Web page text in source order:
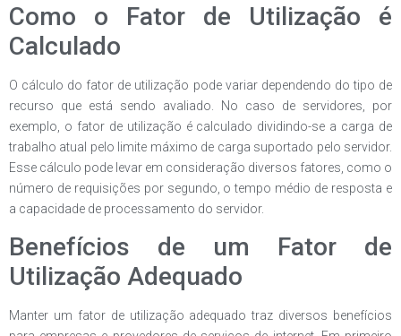
Como o Fator de Utilização é
Calculado
O cálculo do fator de utilização pode variar dependendo do tipo de
recurso que está sendo avaliado. No caso de servidores, por
exemplo, o fator de utilização é calculado dividindo-se a carga de
trabalho atual pelo limite máximo de carga suportado pelo servidor.
Esse cálculo pode levar em consideração diversos fatores, como o
número de requisições por segundo, o tempo médio de resposta e
a capacidade de processamento do servidor.
Benefícios de um Fator de
Utilização Adequado
Manter um fator de utilização adequado traz diversos benefícios